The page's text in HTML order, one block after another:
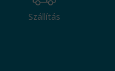
Szállítás